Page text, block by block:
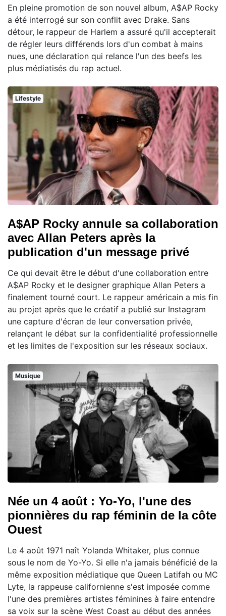
En pleine promotion de son nouvel album, A$AP Rocky
a été interrogé sur son conflit avec Drake. Sans
détour, le rappeur de Harlem a assuré qu'il accepterait
de régler leurs différends lors d'un combat à mains
nues, une déclaration qui relance l'un des beefs les
plus médiatisés du rap actuel.
Lifestyle
A$AP Rocky annule sa collaboration
avec Allan Peters après la
publication d'un message privé
Ce qui devait être le début d'une collaboration entre
A$AP Rocky et le designer graphique Allan Peters a
finalement tourné court. Le rappeur américain a mis fin
au projet après que le créatif a publié sur Instagram
une capture d'écran de leur conversation privée,
relançant le débat sur la confidentialité professionnelle
et les limites de l'exposition sur les réseaux sociaux.
Musique
Née un 4 août : Yo-Yo, l'une des
pionnières du rap féminin de la côte
Ouest
Le 4 août 1971 naît Yolanda Whitaker, plus connue
sous le nom de Yo-Yo. Si elle n'a jamais bénéficié de la
même exposition médiatique que Queen Latifah ou MC
Lyte, la rappeuse californienne s'est imposée comme
l'une des premières artistes féminines à faire entendre
sa voix sur la scène West Coast au début des années